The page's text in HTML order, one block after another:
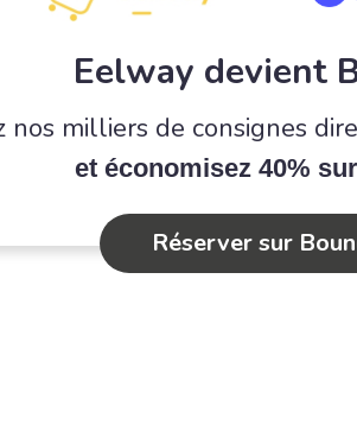
Eelway devient
nos milliers de consignes
et économisez 40%
Réserver sur